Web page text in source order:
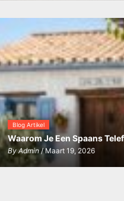
Blog Artikel
Waarom Je Een Spaans
By Admin/ Maart 19, 2026